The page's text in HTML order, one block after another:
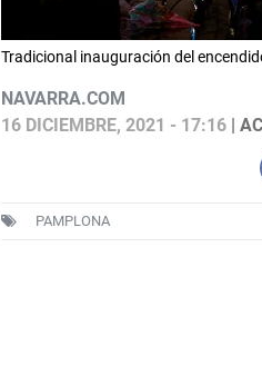
Tradicional inauguración del
NAVARRA.COM
16 DICIEMBRE, 2021 - 17:16|
PAMPLONA